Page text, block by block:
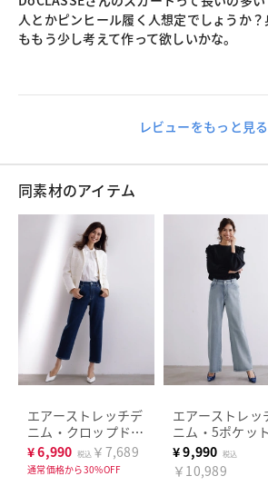
人とかピンヒール履く人想定でしょうか
ももう少し考えて作って欲しいかな。
レビューをもっと見る
同素材のアイテム
エアーストレッチデ
ニム・クロップドス
トレート
¥6,990 税込 ￥7,689
通常価格から30%OFF
エアーストレッ
ニム・5ポケッ
イド
¥9,990 税込
￥10,989